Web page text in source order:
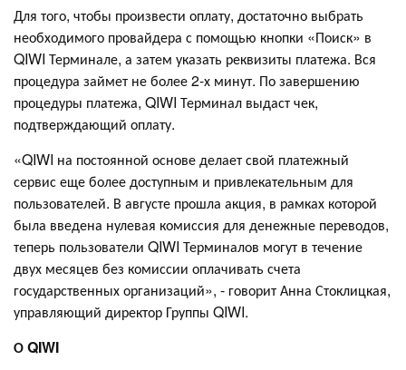
Для того, чтобы произвести оплату, достаточно выбрать
необходимого провайдера с помощью кнопки «Поиск» в
QIWI Терминале, а затем указать реквизиты платежа. Вся
процедура займет не более 2-х минут. По завершению
процедуры платежа, QIWI Терминал выдаст чек,
подтверждающий оплату.
«QIWI на постоянной основе делает свой платежный
сервис еще более доступным и привлекательным для
пользователей. В августе прошла акция, в рамках которой
была введена нулевая комиссия для денежные переводов,
теперь пользователи QIWI Терминалов могут в течение
двух месяцев без комиссии оплачивать счета
государственных организаций», - говорит Анна Стоклицкая,
управляющий директор Группы QIWI.
О QIWI